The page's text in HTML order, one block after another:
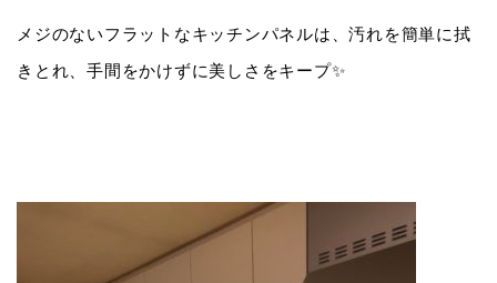
メジのないフラットなキッチンパネルは、汚れを簡単に拭
きとれ、手間をかけずに美しさをキープ✨